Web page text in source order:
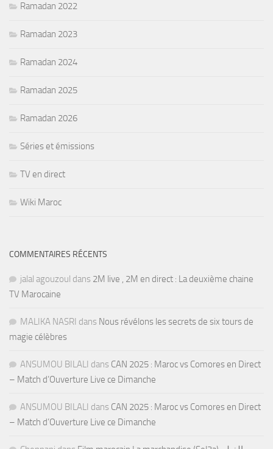
Ramadan 2022
Ramadan 2023
Ramadan 2024
Ramadan 2025
Ramadan 2026
Séries et émissions
TV en direct
Wiki Maroc
COMMENTAIRES RÉCENTS
jalal agouzoul dans 2M live , 2M en direct : La deuxième chaine
TV Marocaine
MALIKA NASRI dans Nous révélons les secrets de six tours de
magie célèbres
ANSUMOU BILALI dans CAN 2025 : Maroc vs Comores en Direct
– Match d’Ouverture Live ce Dimanche
ANSUMOU BILALI dans CAN 2025 : Maroc vs Comores en Direct
– Match d’Ouverture Live ce Dimanche